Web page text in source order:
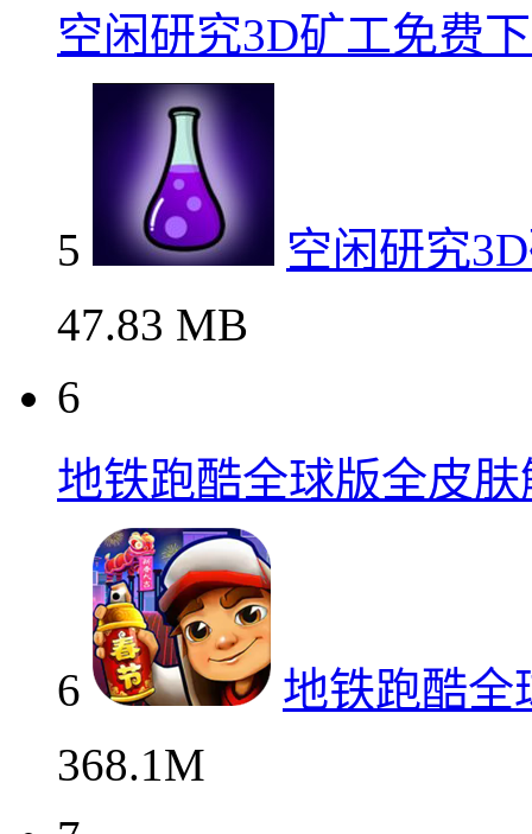
空闲研究3D矿工免费
5
空闲研究
47.83 MB
6
地铁跑酷全球版全皮
6
地铁跑酷全
368.1M